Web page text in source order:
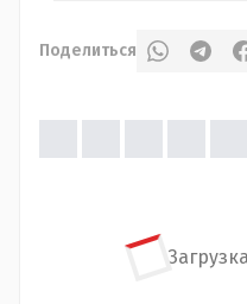
Поделиться